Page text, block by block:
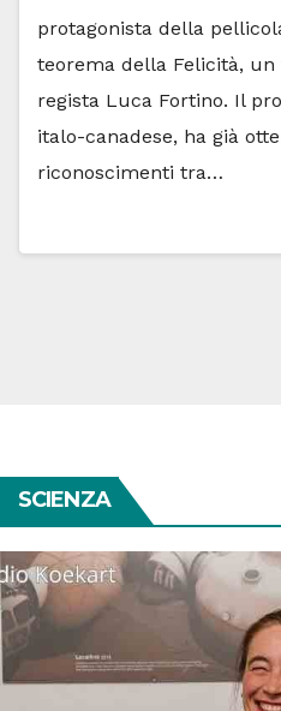
protagonista della
teorema della Felicità,
regista Luca Fortino. Il
italo-canadese, ha già
riconoscimenti tra…
SCIENZA